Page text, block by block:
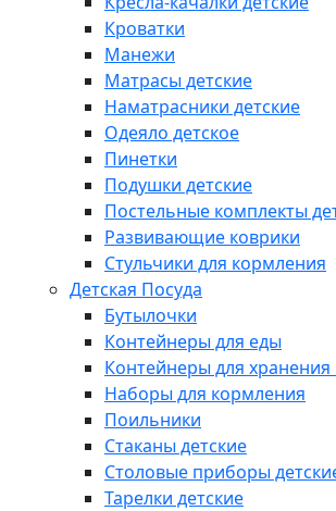
Кроватки
Манежи
Матрасы детские
Наматрасники детские
Одеяло детское
Пинетки
Подушки детские
Постельные комплекты
Развивающие коврики
Стульчики для кормления
Детская Посуда
Бутылочки
Контейнеры для еды
Контейнеры для хранения
Наборы для кормления
Поильники
Стаканы детские
Столовые приборы
Тарелки детские